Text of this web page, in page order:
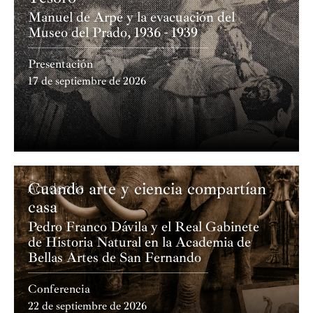
Manuel de Arpe y la evacuación del
Museo del Prado, 1936 - 1939
Presentación
17 de septiembre de 2026
Academia
Cuando arte y ciencia compartían
casa
Pedro Franco Dávila y el Real Gabinete
de Historia Natural en la Academia de
Bellas Artes de San Fernando
Conferencia
22 de septiembre de 2026